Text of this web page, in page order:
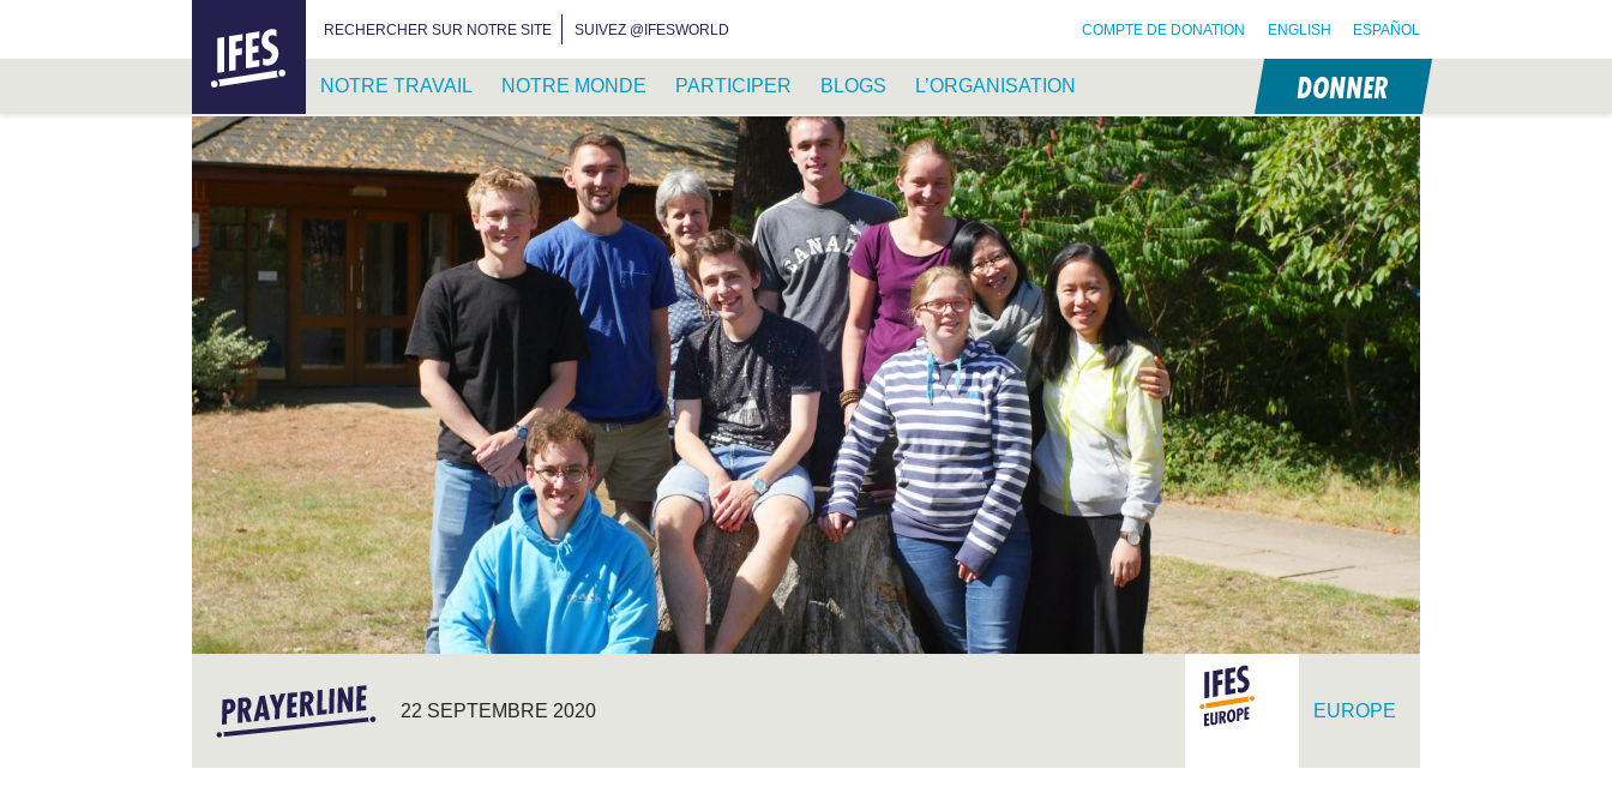
RECHERCHER SUR NOTRE SITE SUIVEZ @IFESWORLD COMPTE DE DONATION ENGLISH ESPAÑOL
INTERNATIONAL
FELLOWSHIP
OF
EVANGELICAL
STUDENTS
NOTRE TRAVAIL NOTRE MONDE PARTICIPER BLOGS L’ORGANISATION DONNER
22 SEPTEMBRE 2020 EUROPE